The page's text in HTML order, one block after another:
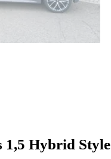
1,5 Hybrid Style